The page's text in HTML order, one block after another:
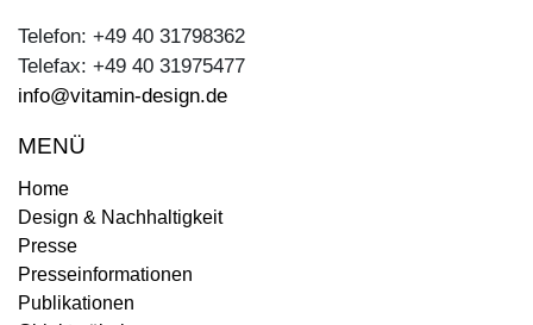
Telefon: +49 40 31798362
Telefax: +49 40 31975477
info@vitamin-design.de
MENÜ
Home
Design & Nachhaltigkeit
Presse
Presseinformationen
Publikationen